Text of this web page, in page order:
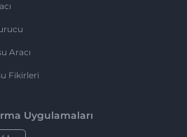
Aracı
Fikirleri
Uygulamaları